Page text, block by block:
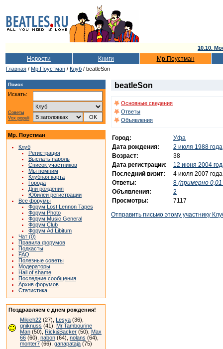
10.10.
Новости Книги Мр.Поустман
Главная / Мр.Поустман / Клуб / beatleSon
Поиск
Искать:
Советы
Vox populi
Мр. Поустман
Клуб
Регистрация
Выслать пароль
Список участников
Мы помним
Клубная карта
Города
Дни рождения
Юбилеи регистрации
Все форумы
Форум Lost Lennon Tapes
Форум Photo
Форум Music General
Форум Club
Форум Ad Libitum
Чат (0)
Правила форумов
Подкасты
FAQ
Полезные советы
Модераторы
Hall of shame
Последние сообщения
Архив форумов
Статистика
Поздравляем с днем рождения!
Mikich22 (27), Lesya (36),
gniknuss (41), Mr.Tambourine
Man (50), Rick&Backer (50), Max
66 (60), nabon (64), nolans (64),
monter7 (66), ganapataja (75)
beatleSon
Основные сведения
Ответы
Объявления
Город:
Уфа
Дата рождения:
2 июля 1988 года
Возраст:
38
Дата регистрации:
12 июня 2004
Последний визит:
4 июля 2007 года
Ответы:
8 (примерно 0,01
Объявления:
2
Просмотры:
7117
Отправить письмо этому участнику